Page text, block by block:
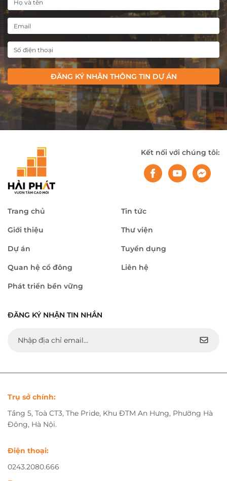
ĐĂNG KÝ NHẬN THÔNG TIN DỰ ÁN
Kết nối với chúng tôi:
Trang chủ
Giới thiệu
Dự án
Quan hệ cổ đông
Phát triển bền vững
Tin tức
Thư viện
Tuyển dụng
Liên hệ
ĐĂNG KÝ NHẬN TIN NHẮN
Trụ sở chính:
Tầng 5, Toà CT3, The Pride, Khu ĐTM An Hưng, Phường Hà
Đông, Hà Nội.
Điện thoại:
0243.2080.666